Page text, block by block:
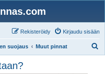
Kirjaudu sisään
Rekisteröidy
suojaus Muut pinnat